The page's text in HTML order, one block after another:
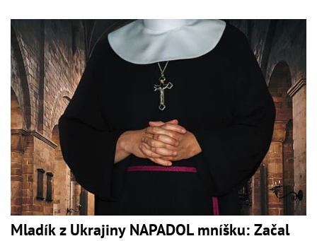
Mladík z Ukrajiny NAPADOL mníšku: Začal